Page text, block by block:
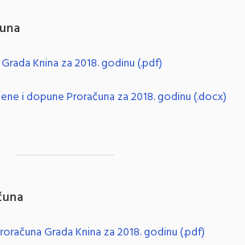
Knina za 2018. godinu (.pdf)
i dopune Proračuna za 2018. godinu (.docx)
Grada Knina za 2018. godinu (.pdf)